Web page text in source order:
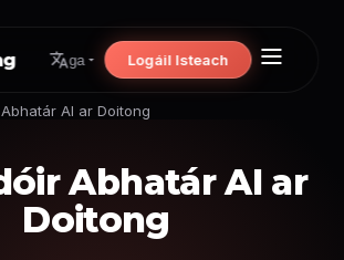
ga Logáil Isteach
AI ar Doitong
Abhatár AI ar
Doitong